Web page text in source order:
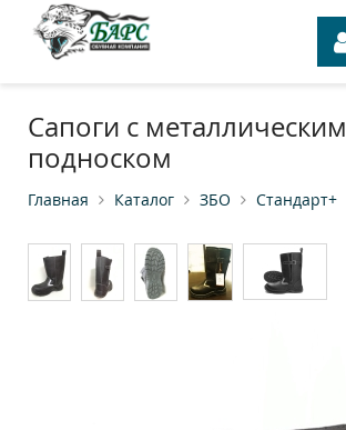
Сапоги с металлическим
подноском
Главная Каталог ЗБО Стандарт+